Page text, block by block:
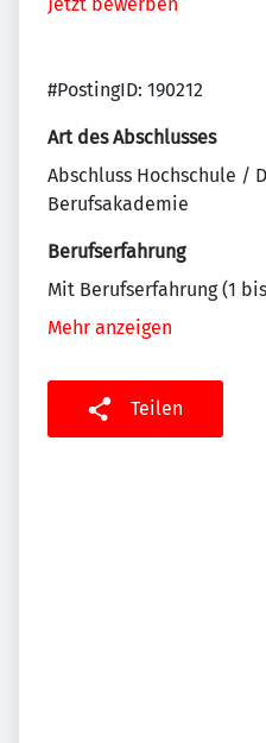
Jetzt bewerben
#PostingID: 190212
Art des Abschlusses
Abschluss Hochschule /
Berufsakademie
Berufserfahrung
Mit Berufserfahrung (1
Mehr anzeigen
Teilen